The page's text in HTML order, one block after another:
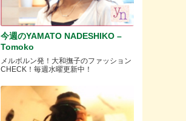
今週のYAMATO NADESHIKO –
Tomoko
メルボルン発！大和撫子のファッション
CHECK！毎週水曜更新中！